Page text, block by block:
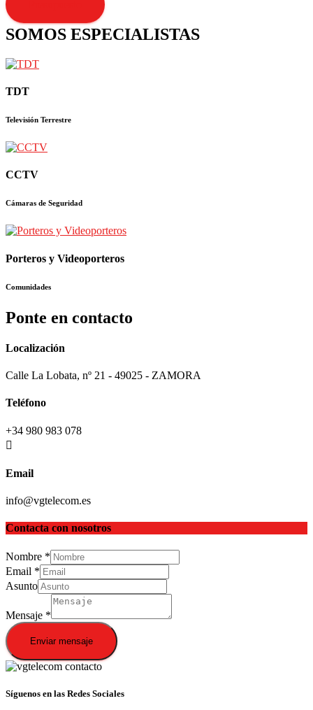
SOMOS ESPECIALISTAS
TDT
Televisión Terrestre
CCTV
Cámaras de Seguridad
Porteros y Videoporteros
Comunidades
Ponte en contacto
Localización
Calle La Lobata, nº 21 - 49025 - ZAMORA
Teléfono
+34 980 983 078
Email
info@vgtelecom.es
Contacta con nosotros
Nombre *
Email *
Asunto
Mensaje *
Enviar mensaje
Síguenos en las Redes Sociales